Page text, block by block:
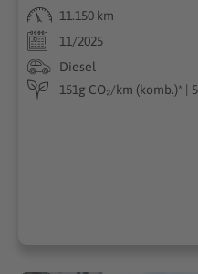
11.150 km
11/2025
Diesel
151g CO₂/km (komb.)* |